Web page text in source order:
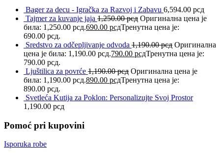
Bager za decu - Igračka za Razvoj i Zabavu 6,594.00 рсд
Tajmer za kuvanje jaja 1,250.00рсд Оригинална цена је
била: 1,250.00 рсд.690.00 рсдТренутна цена је:
690.00 рсд.
Sredstvo za odčepljivanje odvoda 1,190.00рсд Оригинална
цена је била: 1,190.00 рсд.790.00 рсдТренутна цена је:
790.00 рсд.
Ljuštilica za povrće 1,190.00рсд Оригинална цена је
била: 1,190.00 рсд.890.00 рсдТренутна цена је:
890.00 рсд.
Svetleća Kutija za Poklon: Personalizujte Svoj Prostor
1,190.00 рсд
Pomoć pri kupovini
Isporuka robe